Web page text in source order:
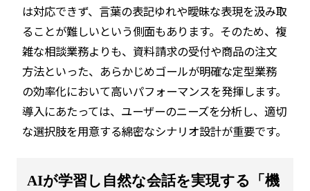
は対応できず、言葉の表記ゆれや曖昧な表現を汲み取
ることが難しいという側面もあります。そのため、複
雑な相談業務よりも、資料請求の受付や商品の注文
方法といった、あらかじめゴールが明確な定型業務
の効率化において高いパフォーマンスを発揮します。
導入にあたっては、ユーザーのニーズを分析し、適切
な選択肢を用意する綿密なシナリオ設計が重要です。
AIが学習し自然な会話を実現する「機